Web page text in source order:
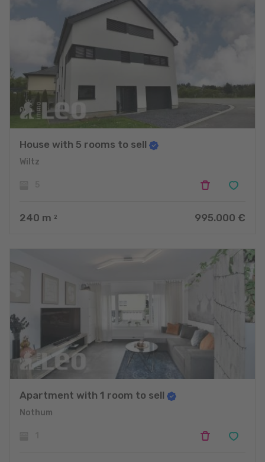
House with 5 rooms to sell
Wiltz
240 m 2 995.000 €
Apartment with 1 room to sell
Nothum